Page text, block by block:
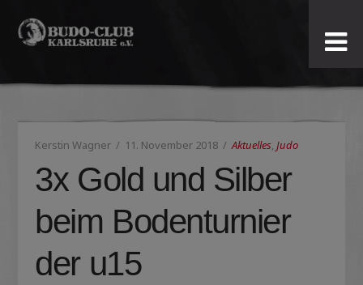
Budo-
Club
Karlsruhe
e.V.
Kerstin Wagner 11. November 2018 Aktuelles, Judo
3x Gold und Silber
beim Bodenturnier
der u15